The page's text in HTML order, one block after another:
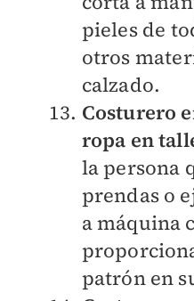
pieles de
otros
calzado.
Costurero
ropa en
la persona
prendas o
a máquina
patrón en